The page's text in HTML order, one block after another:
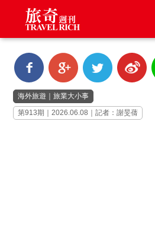
海外旅遊 ｜旅業大小事
第913期｜2026.06.08｜記者：謝旻蒨